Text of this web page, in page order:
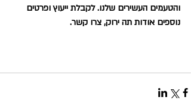
והטעמים העשירים שלנו. לקבלת ייעוץ ופרטים
נוספים אודות תה ירוק, צרו קשר.